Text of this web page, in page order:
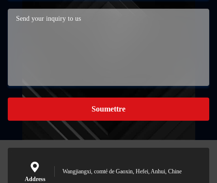
Soumettre
Address
Wangjiangxi, comté de Gaoxin, Hefei, Anhui, Chine